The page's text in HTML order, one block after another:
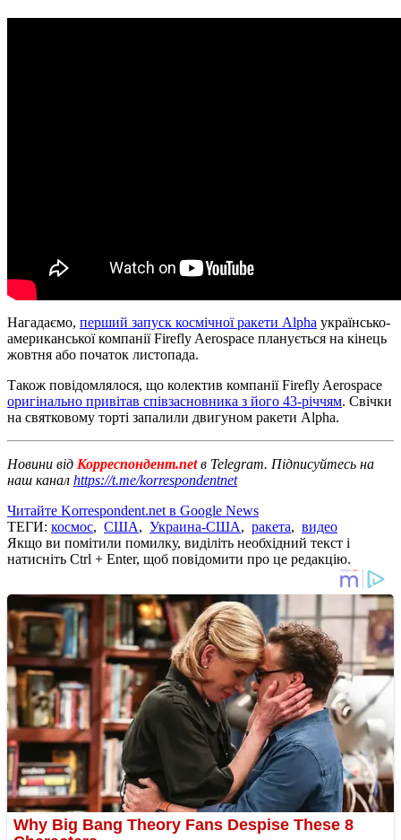
Нагадаємо, перший запуск космічної ракети Alpha українсько-
американської компанії Firefly Aerospace планується на кінець
жовтня або початок листопада.
Також повідомлялося, що колектив компанії Firefly Aerospace
оригінально привітав співзасновника з його 43-річчям. Свічки
на святковому торті запалили двигуном ракети Alpha.
Новини від Корреспондент.netв Telegram. Підписуйтесь на
наш канал https://t.me/korrespondentnet
Читайте Korrespondent.net в Google News
ТЕГИ: космос, США, Украина-США, ракета, видео
Якщо ви помітили помилку, виділіть необхідний текст і
натисніть Ctrl + Enter, щоб повідомити про це редакцію.